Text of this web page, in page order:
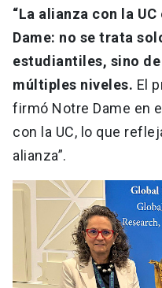
“La alianza con la
Dame: no se trata
estudiantiles, sino
múltiples niveles. El
firmó Notre Dame en
con la UC, lo que
alianza”.